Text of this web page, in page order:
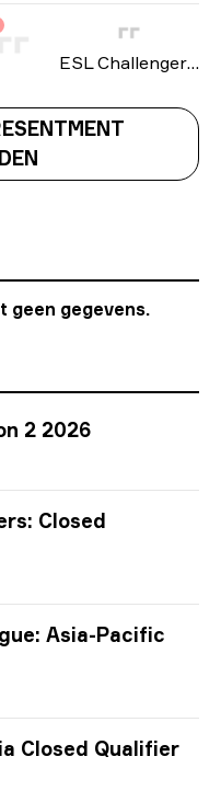
ESL Challenger League: Asia-Pacific Cup #2 2025
geen gegevens.
2 2026
Closed
Asia-Pacific
Closed Qualifier